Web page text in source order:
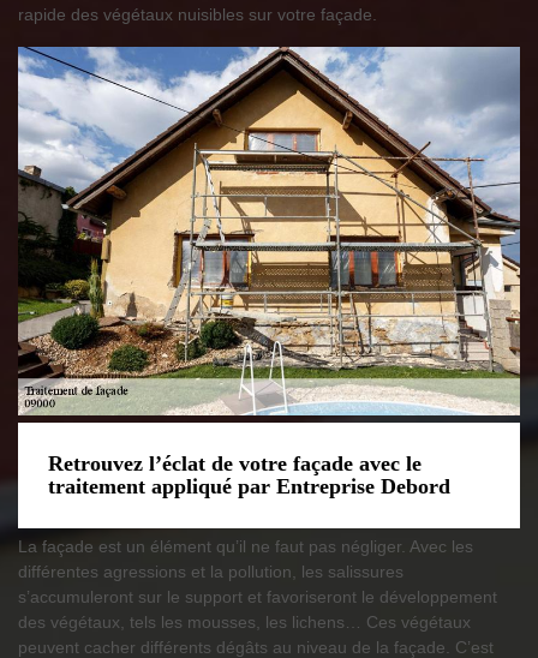
rapide des végétaux nuisibles sur votre façade.
Retrouvez l’éclat de votre façade avec le
traitement appliqué par Entreprise Debord
La façade est un élément qu’il ne faut pas négliger. Avec les
différentes agressions et la pollution, les salissures
s’accumuleront sur le support et favoriseront le développement
des végétaux, tels les mousses, les lichens… Ces végétaux
peuvent cacher différents dégâts au niveau de la façade. C’est